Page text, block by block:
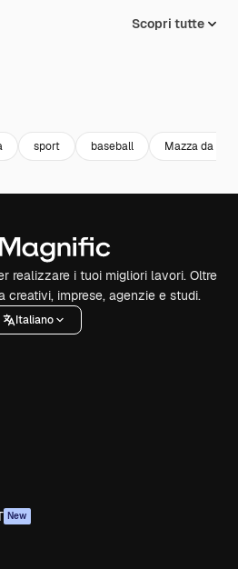
Scopri tutte
sport baseball Mazza da
realizzare i tuoi migliori lavori. Oltre
creativi, imprese, agenzie e studi.
Italiano
New